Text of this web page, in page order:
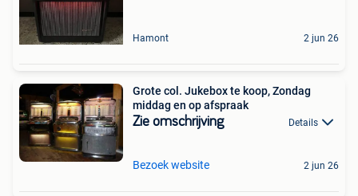
Hamont 2 jun 26
Grote col. Jukebox te koop, Zondag
middag en op afspraak
Zie omschrijving Details
Bezoek website 2 jun 26